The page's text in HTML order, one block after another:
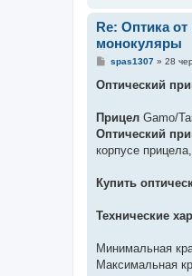
Re: Оптика
монокуляры
П
в
о
м
л
е
н
я
spas1307» 28
Оптический
Прицел Gamo/
Оптический
корпусе
Купить
Технические
Минимальная
Максимальная